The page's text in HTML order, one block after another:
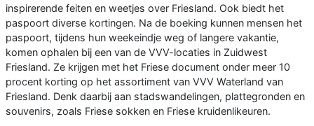
inspirerende feiten en weetjes over Friesland. Ook biedt het
paspoort diverse kortingen. Na de boeking kunnen mensen het
paspoort, tijdens hun weekeindje weg of langere vakantie,
komen ophalen bij een van de VVV-locaties in Zuidwest
Friesland. Ze krijgen met het Friese document onder meer 10
procent korting op het assortiment van VVV Waterland van
Friesland. Denk daarbij aan stadswandelingen, plattegronden en
souvenirs, zoals Friese sokken en Friese kruidenlikeuren.